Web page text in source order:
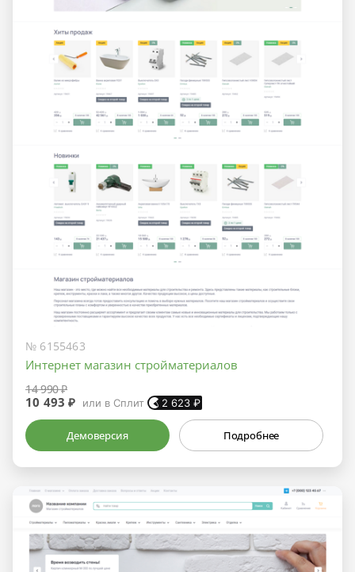
№ 6155463
Интернет магазин стройматериалов
14 990 ₽
10 493 ₽ или в Сплит 2 623₽
Демоверсия Подробнее